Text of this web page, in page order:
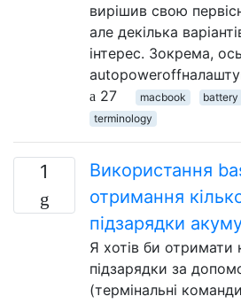
вирішив свою
але декілька
інтерес. Зокрема,
27
macbook battery
terminology
1
Використання
отримання
підзарядки
Я хотів би отримати
підзарядки за
(термінальні